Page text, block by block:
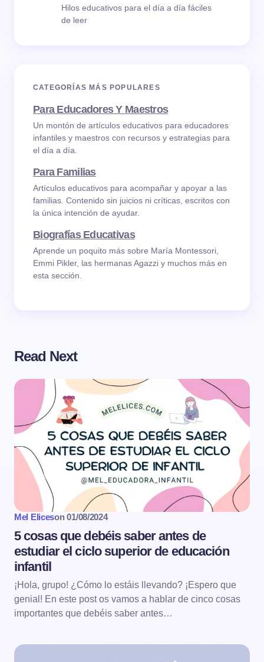
Hilos educativos para el día a día fáciles
de leer
CATEGORÍAS MÁS POPULARES
Para Educadores Y Maestros
Un montón de artículos educativos para educadores
infantiles y maestros con recursos y estrategias para
el día a día.
Para Familias
Artículos educativos para acompañar y apoyar a las
familias. Contenido sin juicios ni críticas, escritos con
la única intención de ayudar.
Biografías Educativas
Aprende un poquito más sobre María Montessori,
Emmi Pikler, las hermanas Agazzi y muchos más en
esta sección.
Read Next
Mel Eliceson 01/08/2024
5 cosas que debéis saber antes de
estudiar el ciclo superior de educación
infantil
¡Hola, grupo! ¿Cómo lo estáis llevando? ¡Espero que
genial! En este post os vamos a hablar de cinco cosas
importantes que debéis saber antes…